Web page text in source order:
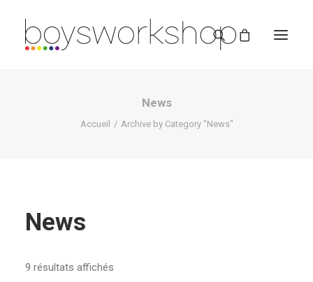
News
Accueil Archive by Category "News"
News
9 résultats affichés